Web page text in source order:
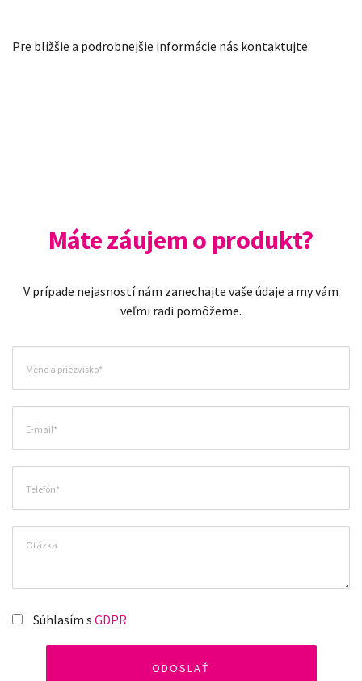
Pre bližšie a podrobnejšie informácie nás kontaktujte.
Máte záujem o produkt?
V prípade nejasností nám zanechajte vaše údaje a my vám
veľmi radi pomôžeme.
Súhlasím s GDPR